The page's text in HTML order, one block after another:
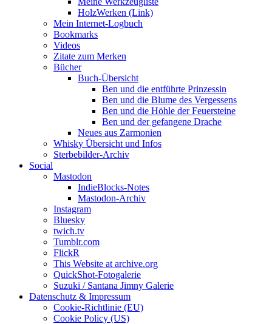
HolzWerken (Link)
Mein Internet-Logbuch
Bookmarks
Videos
Zitate zum Merken
Bücher
Buch-Übersicht
Ben und die entführte Prinzessin
Ben und die Blume des Vergessens
Ben und die Höhle der Feuersteine
Ben und der gefangene Drache
Neues aus Zarmonien
Whisky Übersicht und Infos
Sterbebilder-Archiv
Social
Mastodon
IndieBlocks-Notes
Mastodon-Archiv
Instagram
Bluesky
twich.tv
Tumblr.com
FlickR
This Website at archive.org
QuickShot-Fotogalerie
Suzuki / Santana Jimny Galerie
Datenschutz & Impressum
Cookie-Richtlinie (EU)
Cookie Policy (US)